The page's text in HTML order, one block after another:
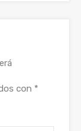
con *